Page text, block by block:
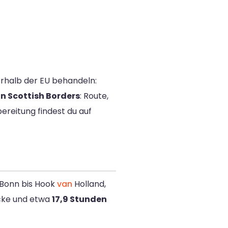
der EU behandeln:
Scottish Borders: Route,
findest du auf
bis Hookvan Holland,
und etwa17,9 Stunden